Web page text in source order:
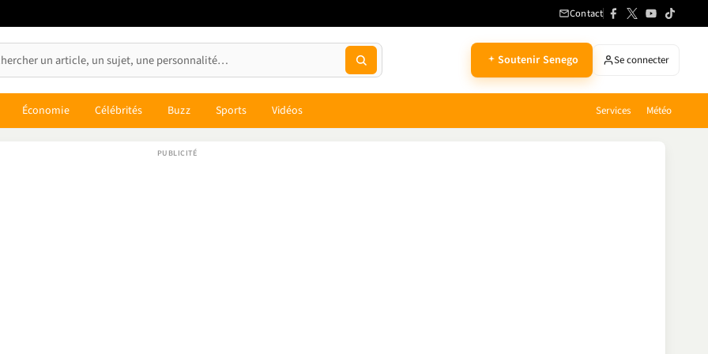
Contact
Soutenir Senego Se connecter
Économie Célébrités Buzz Sports Vidéos Services Météo